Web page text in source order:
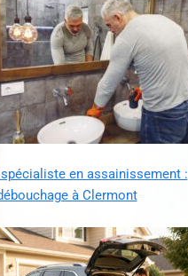
en assainissement :
à Clermont